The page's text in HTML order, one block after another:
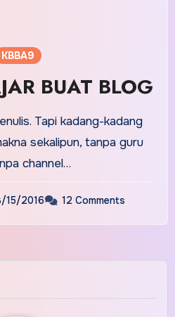
KBBA9
BUAT BLOG
Tapi kadang-kadang
sekalipun, tanpa guru
channel…
15/2016 12 Comments